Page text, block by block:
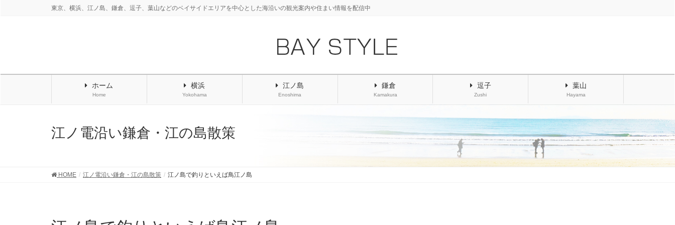
東京、横浜、江ノ島、鎌倉、逗子、葉山などのベイサイドエリアを中心とした海沿いの観光案内や住まい情報を配信中
ホーム
Home
横浜
Yokohama
江ノ島
Enoshima
鎌倉
Kamakura
逗子
Zushi
葉山
Hayama
江ノ電沿い鎌倉・江の島散策
HOME 江ノ電沿い鎌倉・江の島散策 江ノ島で釣りといえば鳥江ノ島